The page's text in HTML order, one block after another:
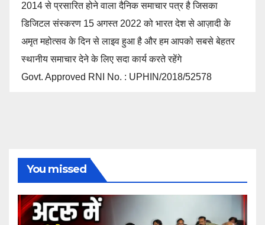
2014 से प्रसारित होने वाला दैनिक समाचार पत्र है जिसका
डिजिटल संस्करण 15 अगस्त 2022 को भारत देश से आज़ादी के
अमृत महोत्सव के दिन से लाइव हुआ है और हम आपको सबसे बेहतर
स्थानीय समाचार देने के लिए सदा कार्य करते रहेंगे
Govt. Approved RNI No. : UPHIN/2018/52578
You missed